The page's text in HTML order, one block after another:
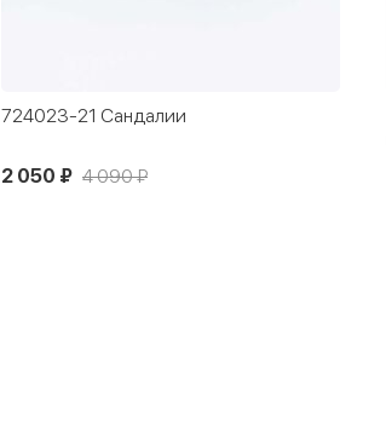
022162-25 Кожаные сандалии Первые
3 990 ₽